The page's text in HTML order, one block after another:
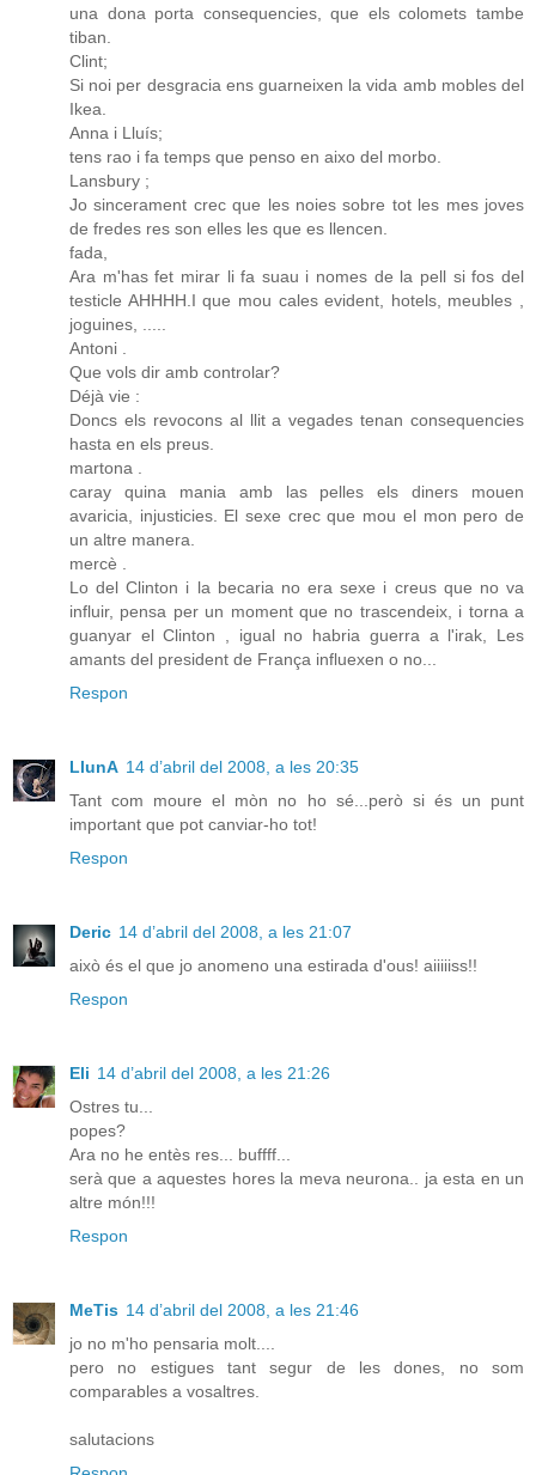
una dona porta consequencies, que els colomets tambe
tiban.
Clint;
Si noi per desgracia ens guarneixen la vida amb mobles del
Ikea.
Anna i Lluís;
tens rao i fa temps que penso en aixo del morbo.
Lansbury ;
Jo sincerament crec que les noies sobre tot les mes joves
de fredes res son elles les que es llencen.
fada,
Ara m'has fet mirar li fa suau i nomes de la pell si fos del
testicle AHHHH.I que mou cales evident, hotels, meubles ,
joguines, .....
Antoni .
Que vols dir amb controlar?
Déjà vie :
Doncs els revocons al llit a vegades tenan consequencies
hasta en els preus.
martona .
caray quina mania amb las pelles els diners mouen
avaricia, injusticies. El sexe crec que mou el mon pero de
un altre manera.
mercè .
Lo del Clinton i la becaria no era sexe i creus que no va
influir, pensa per un moment que no trascendeix, i torna a
guanyar el Clinton , igual no habria guerra a l'irak, Les
amants del president de França influexen o no...
Respon
LlunA 14 d’abril del 2008, a les 20:35
Tant com moure el mòn no ho sé...però si és un punt
important que pot canviar-ho tot!
Respon
Deric 14 d’abril del 2008, a les 21:07
això és el que jo anomeno una estirada d'ous! aiiiiiss!!
Respon
Eli 14 d’abril del 2008, a les 21:26
Ostres tu...
popes?
Ara no he entès res... buffff...
serà que a aquestes hores la meva neurona.. ja esta en un
altre món!!!
Respon
MeTis 14 d’abril del 2008, a les 21:46
jo no m'ho pensaria molt....
pero no estigues tant segur de les dones, no som
comparables a vosaltres.
salutacions